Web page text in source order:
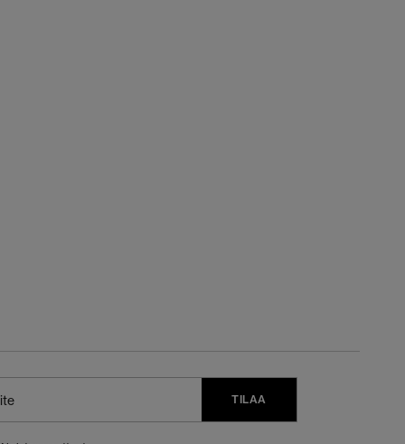
TILAA